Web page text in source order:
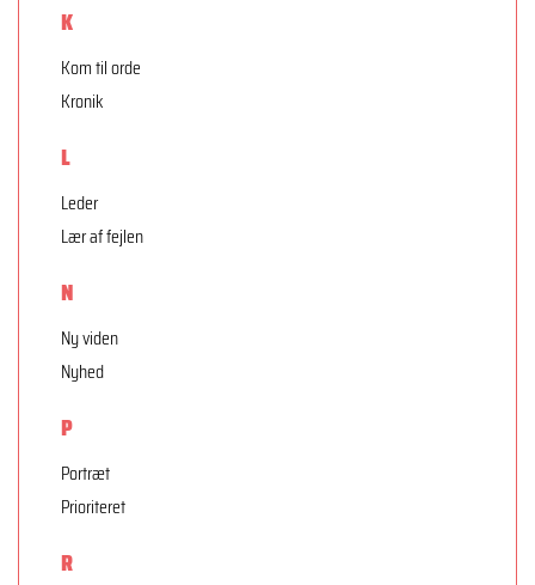
K
Kom til orde
Kronik
L
Leder
Lær af fejlen
N
Ny viden
Nyhed
P
Portræt
Prioriteret
R